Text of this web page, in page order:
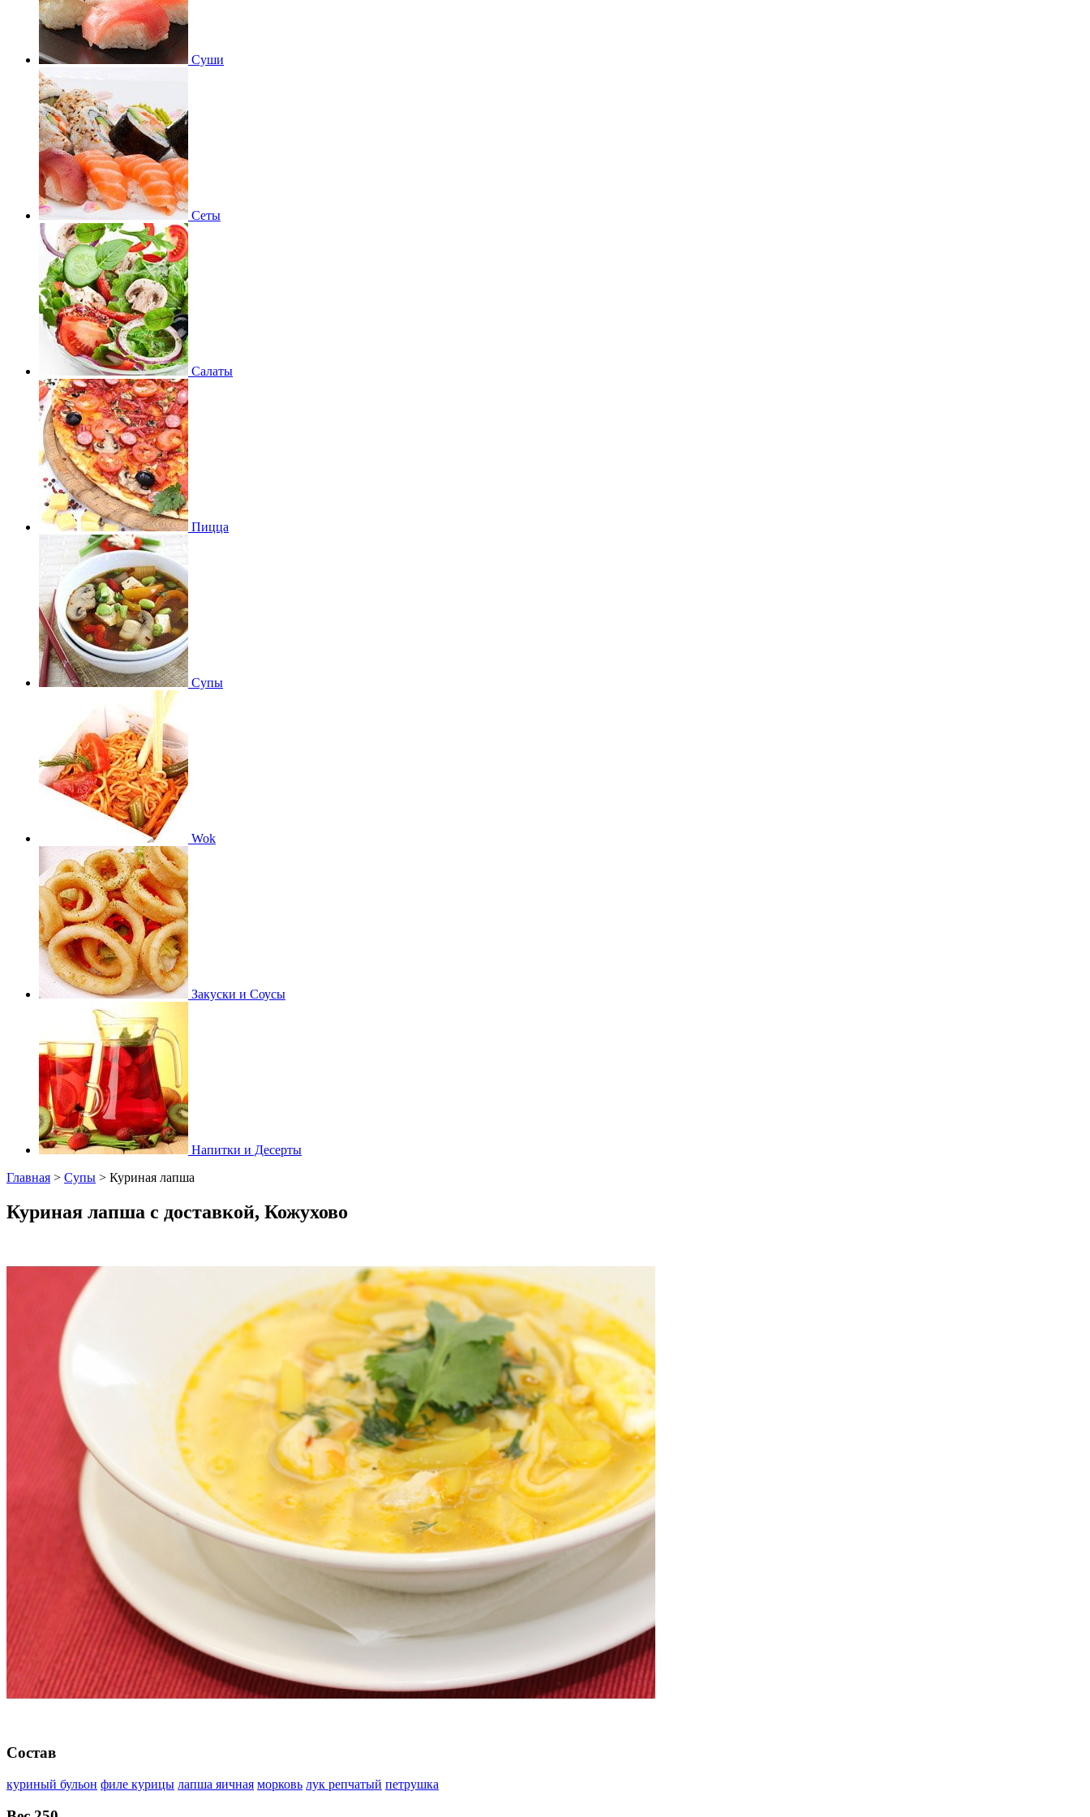
Суши
Сеты
Салаты
Пицца
Супы
Wok
Закуски и Соусы
Напитки и Десерты
Главная > Супы > Куриная лапша
Куриная лапша с доставкой, Кожухово
Состав
куриный бульон филе курицы лапша яичная морковь лук репчатый петрушка